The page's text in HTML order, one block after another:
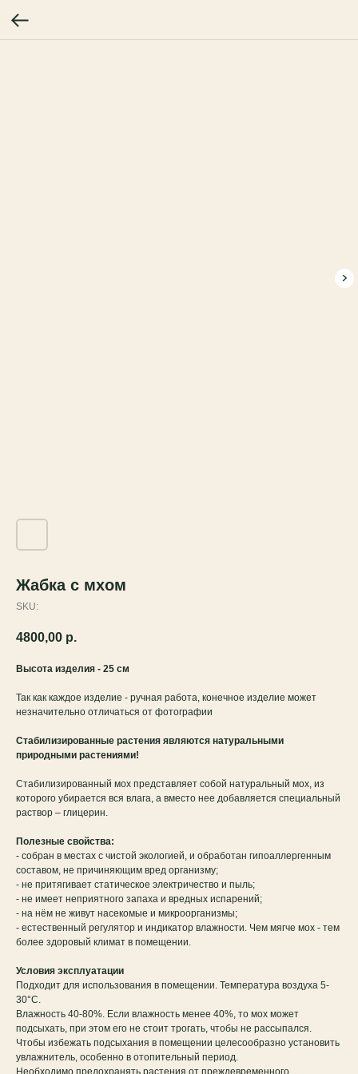
Жабка с мхом
SKU:
4800,00 р.
Высота изделия - 25 см
Так как каждое изделие - ручная работа, конечное изделие может
незначительно отличаться от фотографии
Стабилизированные растения являются натуральными
природными растениями!
Стабилизированный мох представляет собой натуральный мох, из
которого убирается вся влага, а вместо нее добавляется специальный
раствор – глицерин.
Полезные свойства:
- собран в местах с чистой экологией, и обработан гипоаллергенным
составом, не причиняющим вред организму;
- не притягивает статическое электричество и пыль;
- не имеет неприятного запаха и вредных испарений;
- на нём не живут насекомые и микроорганизмы;
- естественный регулятор и индикатор влажности. Чем мягче мох - тем
более здоровый климат в помещении.
Условия эксплуатации
Подходит для использования в помещении. Температура воздуха 5-
30°C.
Влажность 40-80%. Если влажность менее 40%, то мох может
подсыхать, при этом его не стоит трогать, чтобы не рассыпался.
Чтобы избежать подсыхания в помещении целесообразно установить
увлажнитель, особенно в отопительный период.